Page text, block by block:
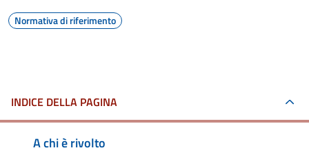
Normativa di riferimento
INDICE DELLA PAGINA
A chi è rivolto